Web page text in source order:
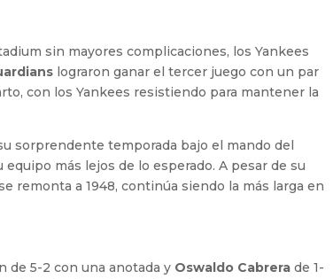
sin mayores complicaciones, los Yankees
lograron ganar el tercer juego con un par
con los Yankees resistiendo para mantener la
sorprendente temporada bajo el mando del
más lejos de lo esperado. A pesar de su
remonta a 1948, continúa siendo la más larga en
de 5-2 con una anotada y Oswaldo Cabrera de 1-